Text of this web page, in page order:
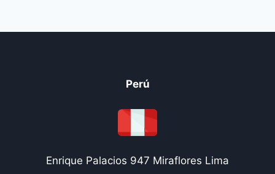
Perú
Enrique Palacios 947 Miraflores Lima